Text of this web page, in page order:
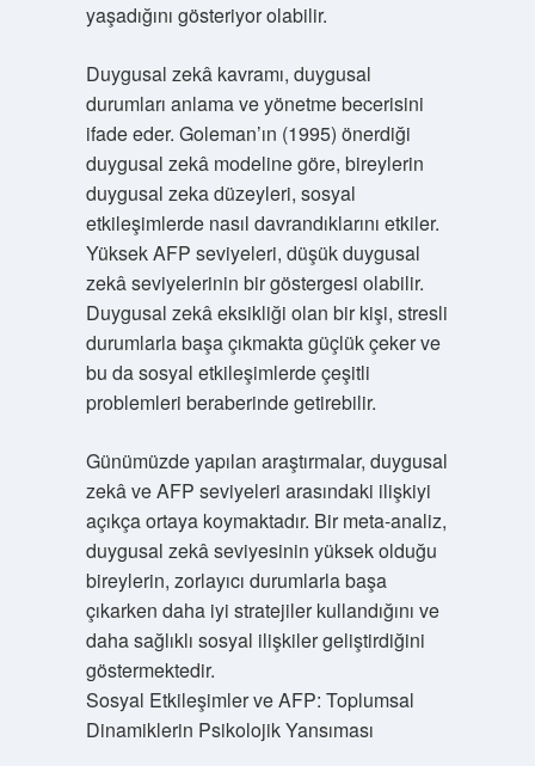
yaşadığını gösteriyor olabilir.
Duygusal zekâ kavramı, duygusal
durumları anlama ve yönetme becerisini
ifade eder. Goleman’ın (1995) önerdiği
duygusal zekâ modeline göre, bireylerin
duygusal zeka düzeyleri, sosyal
etkileşimlerde nasıl davrandıklarını etkiler.
Yüksek AFP seviyeleri, düşük duygusal
zekâ seviyelerinin bir göstergesi olabilir.
Duygusal zekâ eksikliği olan bir kişi, stresli
durumlarla başa çıkmakta güçlük çeker ve
bu da sosyal etkileşimlerde çeşitli
problemleri beraberinde getirebilir.
Günümüzde yapılan araştırmalar, duygusal
zekâ ve AFP seviyeleri arasındaki ilişkiyi
açıkça ortaya koymaktadır. Bir meta-analiz,
duygusal zekâ seviyesinin yüksek olduğu
bireylerin, zorlayıcı durumlarla başa
çıkarken daha iyi stratejiler kullandığını ve
daha sağlıklı sosyal ilişkiler geliştirdiğini
göstermektedir.
Sosyal Etkileşimler ve AFP: Toplumsal
Dinamiklerin Psikolojik Yansıması